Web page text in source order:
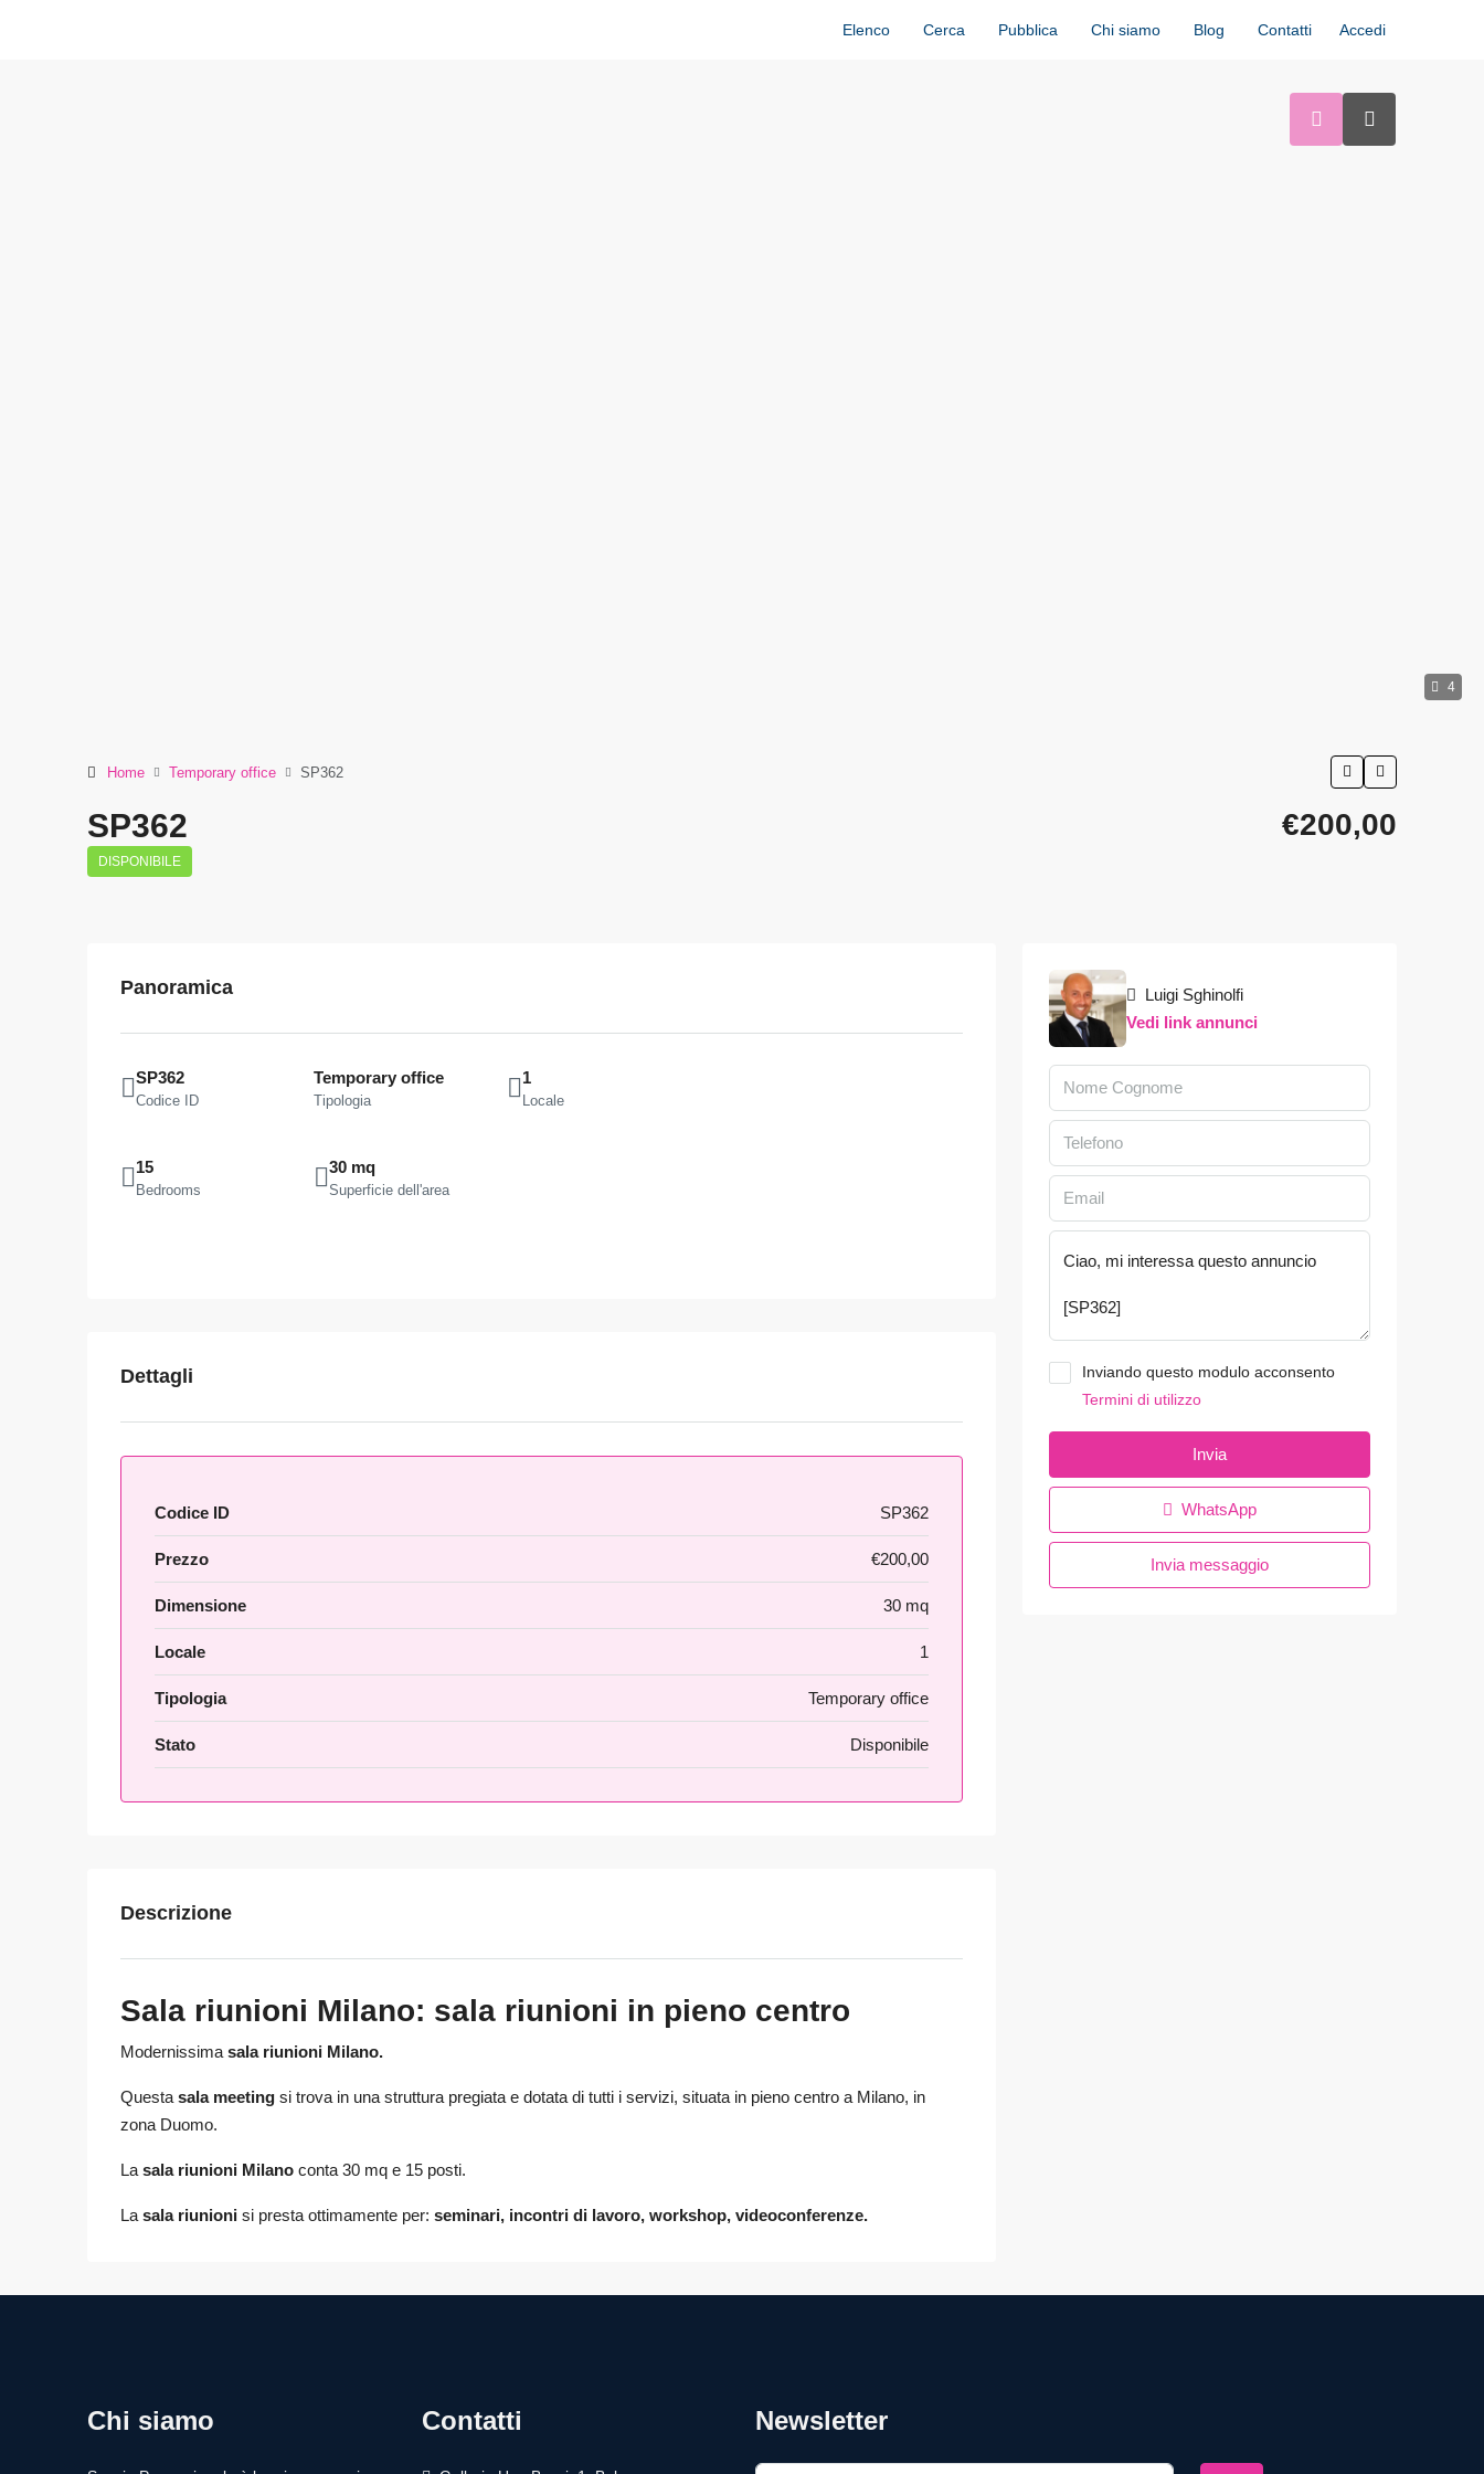
Elenco Cerca Pubblica Chi siamo Blog Contatti Accedi
4
Home Temporary office SP362
SP362
DISPONIBILE
€200,00
Panoramica
SP362
Codice ID
Temporary office
Tipologia
1
Locale
15
Bedrooms
30 mq
Superficie dell'area
Dettagli
Codice ID SP362
Prezzo €200,00
Dimensione 30 mq
Locale 1
Tipologia Temporary office
Stato Disponibile
Descrizione
Sala riunioni Milano: sala riunioni in pieno centro
Modernissima sala riunioni Milano.
Questa sala meeting si trova in una struttura pregiata e dotata di tutti i servizi, situata in pieno centro a Milano, in
zona Duomo.
La sala riunioni Milano conta 30 mq e 15 posti.
La sala riunioni si presta ottimamente per: seminari, incontri di lavoro, workshop, videoconferenze.
Luigi Sghinolfi
Vedi link annunci
Inviando questo modulo acconsento
Termini di utilizzo
Invia
WhatsApp
Invia messaggio
Chi siamo Contatti Newsletter